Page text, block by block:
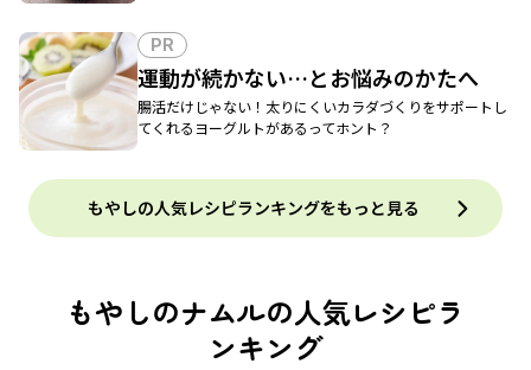
PR
運動が続かない…とお悩みのかたへ
腸活だけじゃない！太りにくいカラダづくりをサポートし
てくれるヨーグルトがあるってホント？
もやしの人気レシピランキングをもっと見る
もやしのナムルの人気レシピラ
ンキング